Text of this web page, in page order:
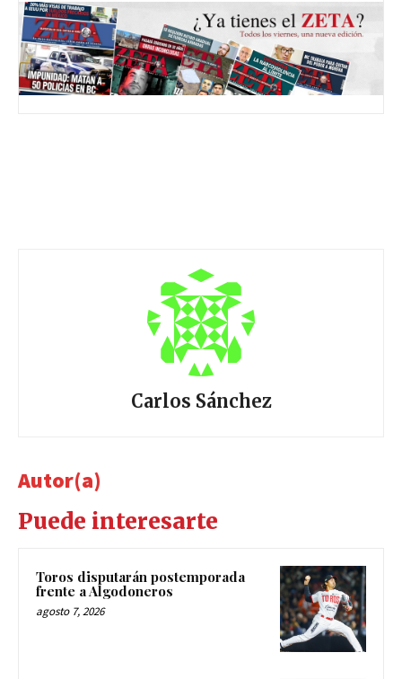
Carlos Sánchez
Autor(a)
Puede interesarte
Toros disputarán postemporada
frente a Algodoneros
agosto 7, 2026